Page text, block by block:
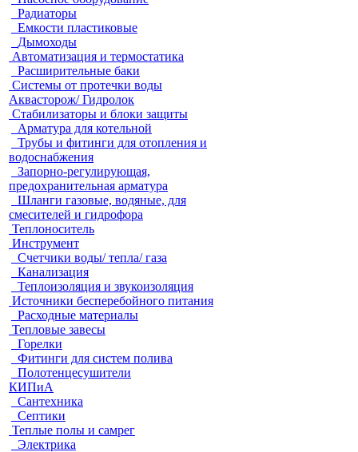
Радиаторы
Емкости пластиковые
Дымоходы
Автоматизация и термостатика
Расширительные баки
Системы от протечки воды
Аквасторож/ Гидролок
Стабилизаторы и блоки защиты
Арматура для котельной
Трубы и фитинги для отопления и
водоснабжения
Запорно-регулирующая,
предохранительная арматура
Шланги газовые, водяные, для
смесителей и гидрофора
Теплоноситель
Инструмент
Счетчики воды/ тепла/ газа
Канализация
Теплоизоляция и звукоизоляция
Источники бесперебойного питания
Расходные материалы
Тепловые завесы
Горелки
Фитинги для систем полива
Полотенцесушители
КИПиА
Сантехника
Септики
Теплые полы и самрег
Электрика